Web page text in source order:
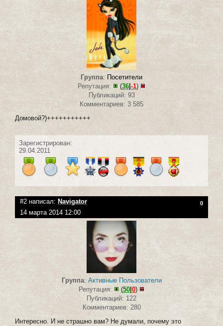
Группа: Посетители
Репутация:
(36 -1)
Публикаций: 93
Комментариев: 3 585
Домовой?)+++++++++++
Зарегистрирован:
29.04.2011
#2 написал: Navigator 0
14 марта 2014 12:00
Группа: Активные Пользователи
Репутация:
(50 0)
Публикаций: 122
Комментариев: 280
Интересно. И не страшно вам? Не думали, почему это